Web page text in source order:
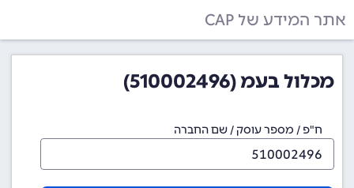
אתר המידע של CAP
מכלול בעמ (510002496)
ח"פ / מספר עוסק / שם החברה